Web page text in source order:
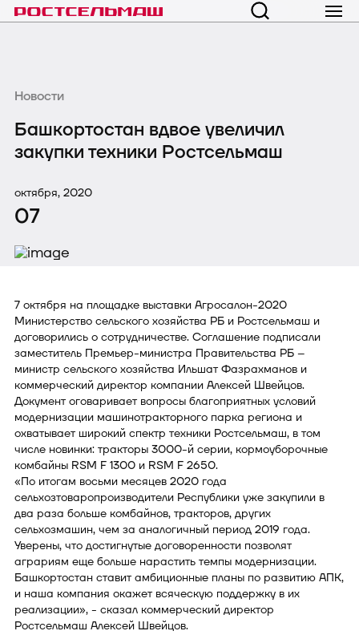
Новости
Башкортостан вдвое увеличил
закупки техники Ростсельмаш
октября, 2020
07
7 октября на площадке выставки Агросалон-2020
Министерство сельского хозяйства РБ и Ростсельмаш и
договорились о сотрудничестве. Соглашение подписали
заместитель Премьер-министра Правительства РБ –
министр сельского хозяйства Ильшат Фазрахманов и
коммерческий директор компании Алексей Швейцов.
Документ оговаривает вопросы благоприятных условий
модернизации машинотракторного парка региона и
охватывает широкий спектр техники Ростсельмаш, в том
числе новинки: тракторы 3000-й серии, кормоуборочные
комбайны RSM F 1300 и RSM F 2650.
«По итогам восьми месяцев 2020 года
сельхозтоваропроизводители Республики уже закупили в
два раза больше комбайнов, тракторов, других
сельхозмашин, чем за аналогичный период 2019 года.
Уверены, что достигнутые договоренности позволят
аграриям еще больше нарастить темпы модернизации.
Башкортостан ставит амбиционные планы по развитию АПК,
и наша компания окажет всяческую поддержку в их
реализации», - сказал коммерческий директор
Ростсельмаш Алексей Швейцов.